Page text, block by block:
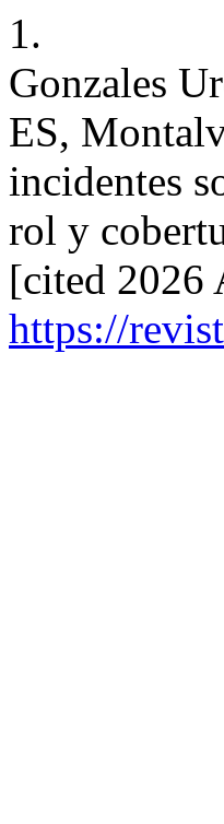
1.
Gonzales
ES,
incidentes
rol y
[cited 2026
https://